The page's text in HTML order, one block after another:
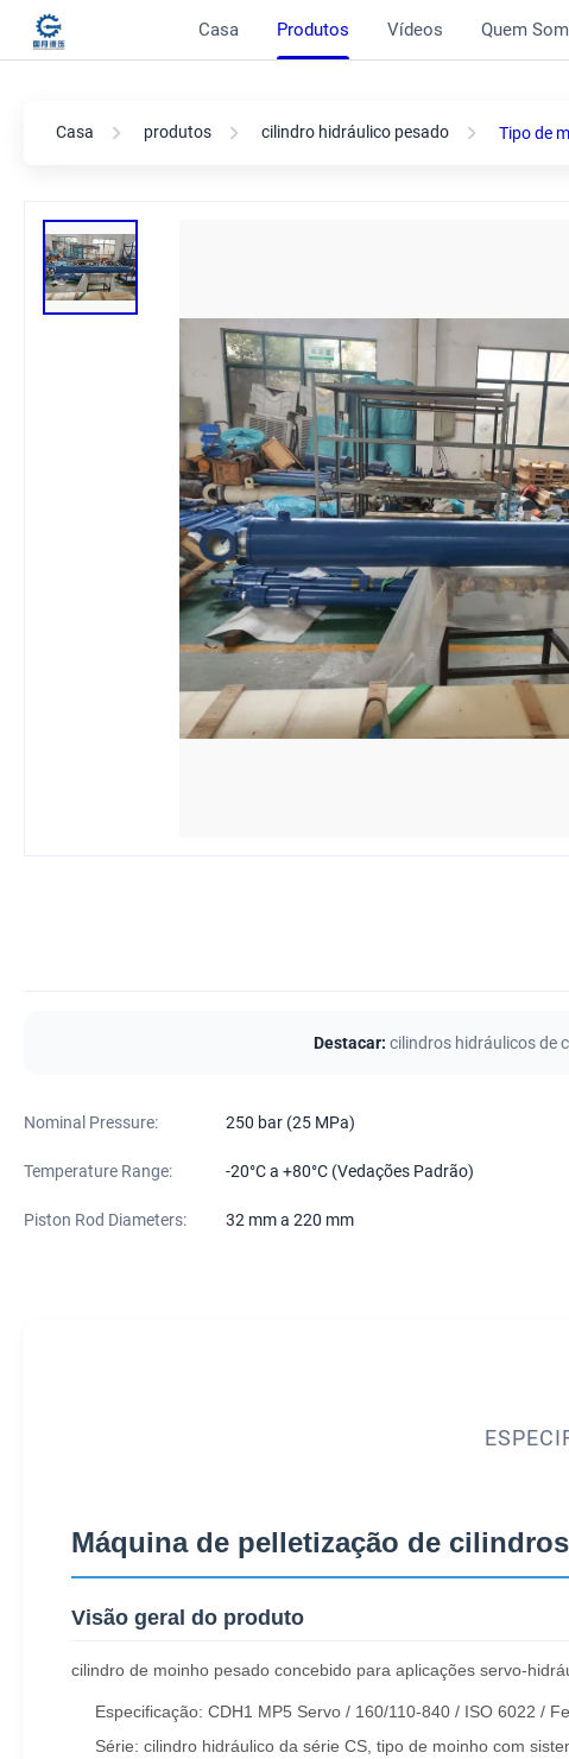
Casa Produtos Vídeos Quem
Casa produtos cilindro hidráulico pesado Tipo de
Destacar: cilindros hidráulicos de
Nominal Pressure: 250 bar (25 MPa)
Temperature Range: -20°C a +80°C (Vedações Padrão)
Piston Rod Diameters: 32 mm a 220 mm
Máquina de pelletização de
Visão geral do produto
cilindro de moinho pesado concebido para aplicações servo-
Especificação: CDH1 MP5 Servo / 160/110-840 / ISO 6022 /
Série: cilindro hidráulico da série CS, tipo de moinho com